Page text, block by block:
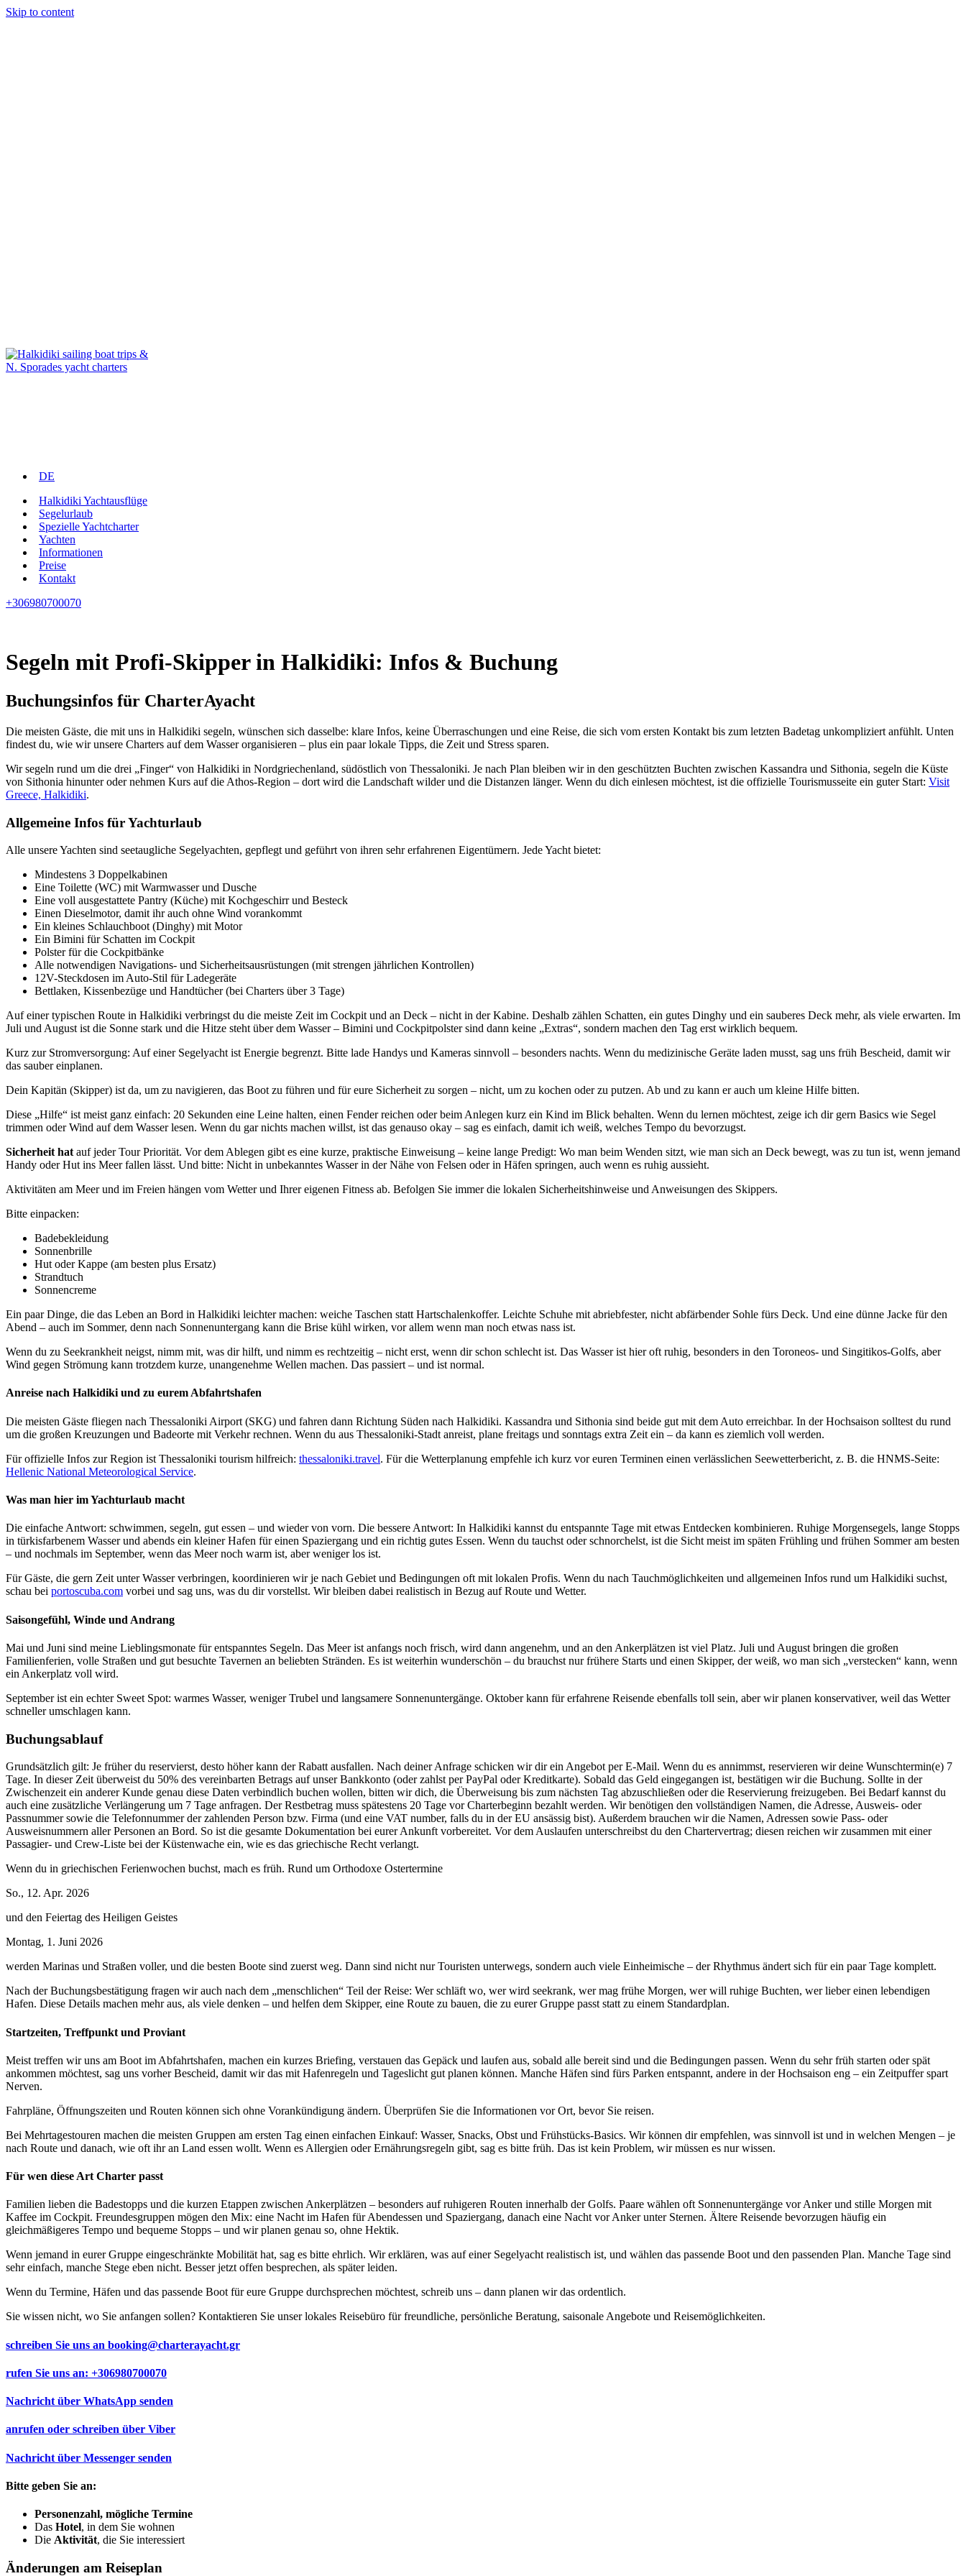
Skip to content
DE
Halkidiki Yachtausflüge
Segelurlaub
Spezielle Yachtcharter
Yachten
Informationen
Preise
Kontakt
+306980700070
Segeln mit Profi-Skipper in Halkidiki: Infos & Buchung
Buchungsinfos für CharterAyacht
Die meisten Gäste, die mit uns in Halkidiki segeln, wünschen sich dasselbe: klare Infos, keine Überraschungen und eine Reise, die sich vom ersten Kontakt bis zum letzten Badetag unkompliziert anfühlt. Unten
findest du, wie wir unsere Charters auf dem Wasser organisieren – plus ein paar lokale Tipps, die Zeit und Stress sparen.
Wir segeln rund um die drei „Finger“ von Halkidiki in Nordgriechenland, südöstlich von Thessaloniki. Je nach Plan bleiben wir in den geschützten Buchten zwischen Kassandra und Sithonia, segeln die Küste
von Sithonia hinunter oder nehmen Kurs auf die Athos-Region – dort wird die Landschaft wilder und die Distanzen länger. Wenn du dich einlesen möchtest, ist die offizielle Tourismusseite ein guter Start: Visit
Greece, Halkidiki.
Allgemeine Infos für Yachturlaub
Alle unsere Yachten sind seetaugliche Segelyachten, gepflegt und geführt von ihren sehr erfahrenen Eigentümern. Jede Yacht bietet:
Mindestens 3 Doppelkabinen
Eine Toilette (WC) mit Warmwasser und Dusche
Eine voll ausgestattete Pantry (Küche) mit Kochgeschirr und Besteck
Einen Dieselmotor, damit ihr auch ohne Wind vorankommt
Ein kleines Schlauchboot (Dinghy) mit Motor
Ein Bimini für Schatten im Cockpit
Polster für die Cockpitbänke
Alle notwendigen Navigations- und Sicherheitsausrüstungen (mit strengen jährlichen Kontrollen)
12V-Steckdosen im Auto-Stil für Ladegeräte
Bettlaken, Kissenbezüge und Handtücher (bei Charters über 3 Tage)
Auf einer typischen Route in Halkidiki verbringst du die meiste Zeit im Cockpit und an Deck – nicht in der Kabine. Deshalb zählen Schatten, ein gutes Dinghy und ein sauberes Deck mehr, als viele erwarten. Im
Juli und August ist die Sonne stark und die Hitze steht über dem Wasser – Bimini und Cockpitpolster sind dann keine „Extras“, sondern machen den Tag erst wirklich bequem.
Kurz zur Stromversorgung: Auf einer Segelyacht ist Energie begrenzt. Bitte lade Handys und Kameras sinnvoll – besonders nachts. Wenn du medizinische Geräte laden musst, sag uns früh Bescheid, damit wir
das sauber einplanen.
Dein Kapitän (Skipper) ist da, um zu navigieren, das Boot zu führen und für eure Sicherheit zu sorgen – nicht, um zu kochen oder zu putzen. Ab und zu kann er auch um kleine Hilfe bitten.
Diese „Hilfe“ ist meist ganz einfach: 20 Sekunden eine Leine halten, einen Fender reichen oder beim Anlegen kurz ein Kind im Blick behalten. Wenn du lernen möchtest, zeige ich dir gern Basics wie Segel
trimmen oder Wind auf dem Wasser lesen. Wenn du gar nichts machen willst, ist das genauso okay – sag es einfach, damit ich weiß, welches Tempo du bevorzugst.
Sicherheit hat auf jeder Tour Priorität. Vor dem Ablegen gibt es eine kurze, praktische Einweisung – keine lange Predigt: Wo man beim Wenden sitzt, wie man sich an Deck bewegt, was zu tun ist, wenn jemand
Handy oder Hut ins Meer fallen lässt. Und bitte: Nicht in unbekanntes Wasser in der Nähe von Felsen oder in Häfen springen, auch wenn es ruhig aussieht.
Aktivitäten am Meer und im Freien hängen vom Wetter und Ihrer eigenen Fitness ab. Befolgen Sie immer die lokalen Sicherheitshinweise und Anweisungen des Skippers.
Bitte einpacken:
Badebekleidung
Sonnenbrille
Hut oder Kappe (am besten plus Ersatz)
Strandtuch
Sonnencreme
Ein paar Dinge, die das Leben an Bord in Halkidiki leichter machen: weiche Taschen statt Hartschalenkoffer. Leichte Schuhe mit abriebfester, nicht abfärbender Sohle fürs Deck. Und eine dünne Jacke für den
Abend – auch im Sommer, denn nach Sonnenuntergang kann die Brise kühl wirken, vor allem wenn man noch etwas nass ist.
Wenn du zu Seekrankheit neigst, nimm mit, was dir hilft, und nimm es rechtzeitig – nicht erst, wenn dir schon schlecht ist. Das Wasser ist hier oft ruhig, besonders in den Toroneos- und Singitikos-Golfs, aber
Wind gegen Strömung kann trotzdem kurze, unangenehme Wellen machen. Das passiert – und ist normal.
Anreise nach Halkidiki und zu eurem Abfahrtshafen
Die meisten Gäste fliegen nach Thessaloniki Airport (SKG) und fahren dann Richtung Süden nach Halkidiki. Kassandra und Sithonia sind beide gut mit dem Auto erreichbar. In der Hochsaison solltest du rund
um die großen Kreuzungen und Badeorte mit Verkehr rechnen. Wenn du aus Thessaloniki-Stadt anreist, plane freitags und sonntags extra Zeit ein – da kann es ziemlich voll werden.
Für offizielle Infos zur Region ist Thessaloniki tourism hilfreich: thessaloniki.travel. Für die Wetterplanung empfehle ich kurz vor euren Terminen einen verlässlichen Seewetterbericht, z. B. die HNMS-Seite:
Hellenic National Meteorological Service.
Was man hier im Yachturlaub macht
Die einfache Antwort: schwimmen, segeln, gut essen – und wieder von vorn. Die bessere Antwort: In Halkidiki kannst du entspannte Tage mit etwas Entdecken kombinieren. Ruhige Morgensegels, lange Stopps
in türkisfarbenem Wasser und abends ein kleiner Hafen für einen Spaziergang und ein richtig gutes Essen. Wenn du tauchst oder schnorchelst, ist die Sicht meist im späten Frühling und frühen Sommer am besten
– und nochmals im September, wenn das Meer noch warm ist, aber weniger los ist.
Für Gäste, die gern Zeit unter Wasser verbringen, koordinieren wir je nach Gebiet und Bedingungen oft mit lokalen Profis. Wenn du nach Tauchmöglichkeiten und allgemeinen Infos rund um Halkidiki suchst,
schau bei portoscuba.com vorbei und sag uns, was du dir vorstellst. Wir bleiben dabei realistisch in Bezug auf Route und Wetter.
Saisongefühl, Winde und Andrang
Mai und Juni sind meine Lieblingsmonate für entspanntes Segeln. Das Meer ist anfangs noch frisch, wird dann angenehm, und an den Ankerplätzen ist viel Platz. Juli und August bringen die großen
Familienferien, volle Straßen und gut besuchte Tavernen an beliebten Stränden. Es ist weiterhin wunderschön – du brauchst nur frühere Starts und einen Skipper, der weiß, wo man sich „verstecken“ kann, wenn
ein Ankerplatz voll wird.
September ist ein echter Sweet Spot: warmes Wasser, weniger Trubel und langsamere Sonnenuntergänge. Oktober kann für erfahrene Reisende ebenfalls toll sein, aber wir planen konservativer, weil das Wetter
schneller umschlagen kann.
Buchungsablauf
Grundsätzlich gilt: Je früher du reservierst, desto höher kann der Rabatt ausfallen. Nach deiner Anfrage schicken wir dir ein Angebot per E-Mail. Wenn du es annimmst, reservieren wir deine Wunschtermin(e) 7
Tage. In dieser Zeit überweist du 50% des vereinbarten Betrags auf unser Bankkonto (oder zahlst per PayPal oder Kreditkarte). Sobald das Geld eingegangen ist, bestätigen wir die Buchung. Sollte in der
Zwischenzeit ein anderer Kunde genau diese Daten verbindlich buchen wollen, bitten wir dich, die Überweisung bis zum nächsten Tag abzuschließen oder die Reservierung freizugeben. Bei Bedarf kannst du
auch eine zusätzliche Verlängerung um 7 Tage anfragen. Der Restbetrag muss spätestens 20 Tage vor Charterbeginn bezahlt werden. Wir benötigen den vollständigen Namen, die Adresse, Ausweis- oder
Passnummer sowie die Telefonnummer der zahlenden Person bzw. Firma (und eine VAT number, falls du in der EU ansässig bist). Außerdem brauchen wir die Namen, Adressen sowie Pass- oder
Ausweisnummern aller Personen an Bord. So ist die gesamte Dokumentation bei eurer Ankunft vorbereitet. Vor dem Auslaufen unterschreibst du den Chartervertrag; diesen reichen wir zusammen mit einer
Passagier- und Crew-Liste bei der Küstenwache ein, wie es das griechische Recht verlangt.
Wenn du in griechischen Ferienwochen buchst, mach es früh. Rund um Orthodoxe Ostertermine
So., 12. Apr. 2026
und den Feiertag des Heiligen Geistes
Montag, 1. Juni 2026
werden Marinas und Straßen voller, und die besten Boote sind zuerst weg. Dann sind nicht nur Touristen unterwegs, sondern auch viele Einheimische – der Rhythmus ändert sich für ein paar Tage komplett.
Nach der Buchungsbestätigung fragen wir auch nach dem „menschlichen“ Teil der Reise: Wer schläft wo, wer wird seekrank, wer mag frühe Morgen, wer will ruhige Buchten, wer lieber einen lebendigen
Hafen. Diese Details machen mehr aus, als viele denken – und helfen dem Skipper, eine Route zu bauen, die zu eurer Gruppe passt statt zu einem Standardplan.
Startzeiten, Treffpunkt und Proviant
Meist treffen wir uns am Boot im Abfahrtshafen, machen ein kurzes Briefing, verstauen das Gepäck und laufen aus, sobald alle bereit sind und die Bedingungen passen. Wenn du sehr früh starten oder spät
ankommen möchtest, sag uns vorher Bescheid, damit wir das mit Hafenregeln und Tageslicht gut planen können. Manche Häfen sind fürs Parken entspannt, andere in der Hochsaison eng – ein Zeitpuffer spart
Nerven.
Fahrpläne, Öffnungszeiten und Routen können sich ohne Vorankündigung ändern. Überprüfen Sie die Informationen vor Ort, bevor Sie reisen.
Bei Mehrtagestouren machen die meisten Gruppen am ersten Tag einen einfachen Einkauf: Wasser, Snacks, Obst und Frühstücks-Basics. Wir können dir empfehlen, was sinnvoll ist und in welchen Mengen – je
nach Route und danach, wie oft ihr an Land essen wollt. Wenn es Allergien oder Ernährungsregeln gibt, sag es bitte früh. Das ist kein Problem, wir müssen es nur wissen.
Für wen diese Art Charter passt
Familien lieben die Badestopps und die kurzen Etappen zwischen Ankerplätzen – besonders auf ruhigeren Routen innerhalb der Golfs. Paare wählen oft Sonnenuntergänge vor Anker und stille Morgen mit
Kaffee im Cockpit. Freundesgruppen mögen den Mix: eine Nacht im Hafen für Abendessen und Spaziergang, danach eine Nacht vor Anker unter Sternen. Ältere Reisende bevorzugen häufig ein
gleichmäßigeres Tempo und bequeme Stopps – und wir planen genau so, ohne Hektik.
Wenn jemand in eurer Gruppe eingeschränkte Mobilität hat, sag es bitte ehrlich. Wir erklären, was auf einer Segelyacht realistisch ist, und wählen das passende Boot und den passenden Plan. Manche Tage sind
sehr einfach, manche Stege eben nicht. Besser jetzt offen besprechen, als später leiden.
Wenn du Termine, Häfen und das passende Boot für eure Gruppe durchsprechen möchtest, schreib uns – dann planen wir das ordentlich.
Sie wissen nicht, wo Sie anfangen sollen? Kontaktieren Sie unser lokales Reisebüro für freundliche, persönliche Beratung, saisonale Angebote und Reisemöglichkeiten.
schreiben Sie uns an booking@charterayacht.gr
rufen Sie uns an: +306980700070
Nachricht über WhatsApp senden
anrufen oder schreiben über Viber
Nachricht über Messenger senden
Bitte geben Sie an:
Personenzahl, mögliche Termine
Das Hotel, in dem Sie wohnen
Die Aktivität, die Sie interessiert
Änderungen am Reiseplan